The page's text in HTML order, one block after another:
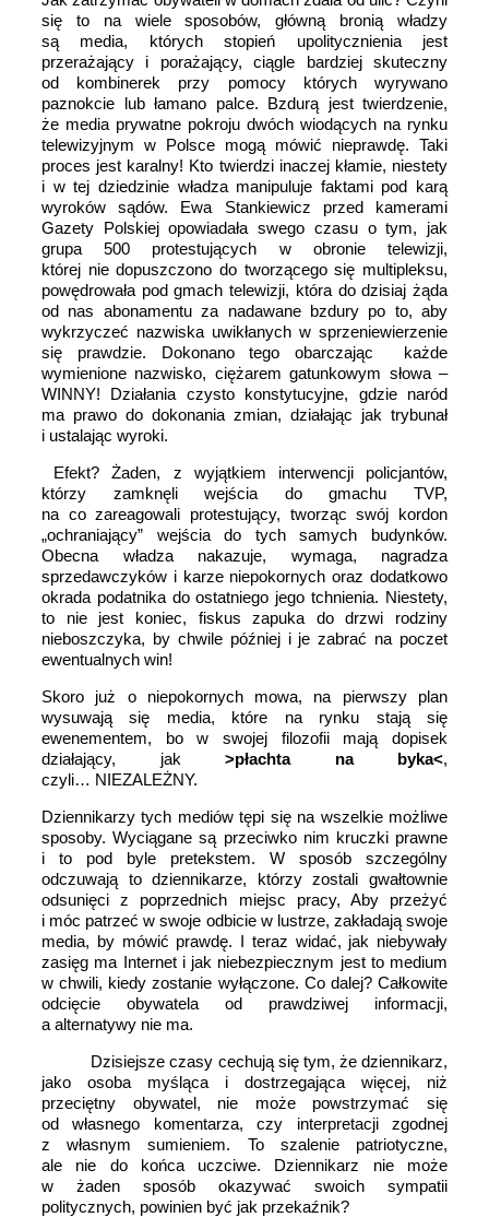
się to na wiele sposobów, główną bronią władzy
są media, których stopień upolitycznienia jest
przerażający i porażający, ciągle bardziej skuteczny
od kombinerek przy pomocy których wyrywano
paznokcie lub łamano palce. Bzdurą jest twierdzenie,
że media prywatne pokroju dwóch wiodących na rynku
telewizyjnym w Polsce mogą mówić nieprawdę. Taki
proces jest karalny! Kto twierdzi inaczej kłamie, niestety
i w tej dziedzinie władza manipuluje faktami pod karą
wyroków sądów. Ewa Stankiewicz przed kamerami
Gazety Polskiej opowiadała swego czasu o tym, jak
grupa 500 protestujących w obronie telewizji,
której nie dopuszczono do tworzącego się multipleksu,
powędrowała pod gmach telewizji, która do dzisiaj żąda
od nas abonamentu za nadawane bzdury po to, aby
wykrzyczeć nazwiska uwikłanych w sprzeniewierzenie
się prawdzie. Dokonano tego obarczając każde
wymienione nazwisko, ciężarem gatunkowym słowa –
WINNY! Działania czysto konstytucyjne, gdzie naród
ma prawo do dokonania zmian, działając jak trybunał
i ustalając wyroki.
Efekt? Żaden, z wyjątkiem interwencji policjantów,
którzy zamknęli wejścia do gmachu TVP,
na co zareagowali protestujący, tworząc swój kordon
„ochraniający” wejścia do tych samych budynków.
Obecna władza nakazuje, wymaga, nagradza
sprzedawczyków i karze niepokornych oraz dodatkowo
okrada podatnika do ostatniego jego tchnienia. Niestety,
to nie jest koniec, fiskus zapuka do drzwi rodziny
nieboszczyka, by chwile później i je zabrać na poczet
ewentualnych win!
Skoro już o niepokornych mowa, na pierwszy plan
wysuwają się media, które na rynku stają się
ewenementem, bo w swojej filozofii mają dopisek
działający, jak >płachta na byka<,
czyli… NIEZALEŻNY.
Dziennikarzy tych mediów tępi się na wszelkie możliwe
sposoby. Wyciągane są przeciwko nim kruczki prawne
i to pod byle pretekstem. W sposób szczególny
odczuwają to dziennikarze, którzy zostali gwałtownie
odsunięci z poprzednich miejsc pracy, Aby przeżyć
i móc patrzeć w swoje odbicie w lustrze, zakładają swoje
media, by mówić prawdę. I teraz widać, jak niebywały
zasięg ma Internet i jak niebezpiecznym jest to medium
w chwili, kiedy zostanie wyłączone. Co dalej? Całkowite
odcięcie obywatela od prawdziwej informacji,
a alternatywy nie ma.
Dzisiejsze czasy cechują się tym, że dziennikarz,
jako osoba myśląca i dostrzegająca więcej, niż
przeciętny obywatel, nie może powstrzymać się
od własnego komentarza, czy interpretacji zgodnej
z własnym sumieniem. To szalenie patriotyczne,
ale nie do końca uczciwe. Dziennikarz nie może
w żaden sposób okazywać swoich sympatii
politycznych, powinien być jak przekaźnik?